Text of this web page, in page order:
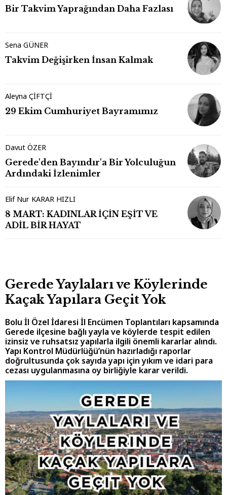
Bir Takvim Yaprağından Daha Fazlası
Sena GÜNER
Takvim Değişirken İnsan Kalmak
Aleyna ÇİFTÇİ
29 Ekim Cumhuriyet Bayramımız
Davut ÖZER
Gerede'den Bayındır'a Bir Yolculuğun
Ardındaki İzlenimler
Elif Nur KARAR HIZLI
8 MART: KADINLAR İÇİN EŞİT VE
ADİL BİR HAYAT
Gerede Yaylaları ve Köylerinde
Kaçak Yapılara Geçit Yok
Bolu İl Özel İdaresi İl Encümen Toplantıları kapsamında
Gerede ilçesine bağlı yayla ve köylerde tespit edilen
izinsiz ve ruhsatsız yapılarla ilgili önemli kararlar alındı.
Yapı Kontrol Müdürlüğü’nün hazırladığı raporlar
doğrultusunda çok sayıda yapı için yıkım ve idari para
cezası uygulanmasına oy birliğiyle karar verildi.